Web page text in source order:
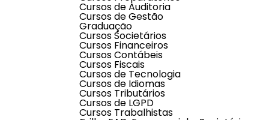
Cursos de Auditoria
Cursos de Gestão
Graduação
Cursos Societários
Cursos Financeiros
Cursos Contábeis
Cursos Fiscais
Cursos de Tecnologia
Cursos de Idiomas
Cursos Tributários
Cursos de LGPD
Cursos Trabalhistas
Descrição do produto
Já imaginou seu negócio totalmente seguro,
Está na hora de você conhecer o Servidor na
Acesse nosso servidor de dentro de um cliente, da
Em nosso Servidor na Nuvem você poderá
pdfs. Seus arquivos SPED, SEFIP, ESOCIAL,